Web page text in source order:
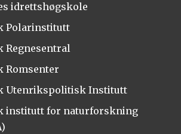
idrettshøgskole
Polarinstitutt
Regnesentral
Romsenter
Utenrikspolitisk Institutt
institutt for naturforskning